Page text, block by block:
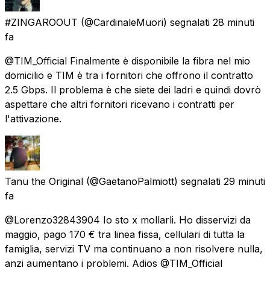
#ZINGAROOUT (@CardinaleMuori) segnalati 28 minuti
fa
@TIM_Official Finalmente è disponibile la fibra nel mio
domicilio e TIM è tra i fornitori che offrono il contratto
2.5 Gbps. Il problema è che siete dei ladri e quindi dovrò
aspettare che altri fornitori ricevano i contratti per
l'attivazione.
Tanu the Original (@GaetanoPalmiott) segnalati 29 minuti
fa
@Lorenzo32843904 Io sto x mollarli. Ho disservizi da
maggio, pago 170 € tra linea fissa, cellulari di tutta la
famiglia, servizi TV ma continuano a non risolvere nulla,
anzi aumentano i problemi. Adios @TIM_Official